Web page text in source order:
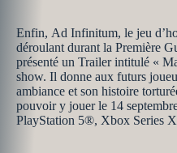
Enfin, Ad Infinitum, le jeu
déroulant durant la Première
présenté un Trailer intitulé «
show. Il donne aux futurs
ambiance et son histoire
pouvoir y jouer le 14
PlayStation 5®, Xbox Series